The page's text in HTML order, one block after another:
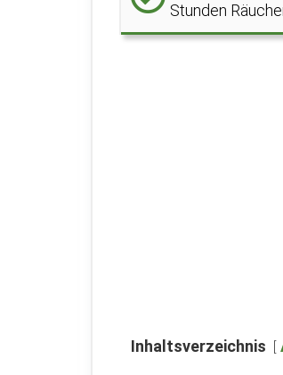
Stunden
Inhaltsverzeichnis